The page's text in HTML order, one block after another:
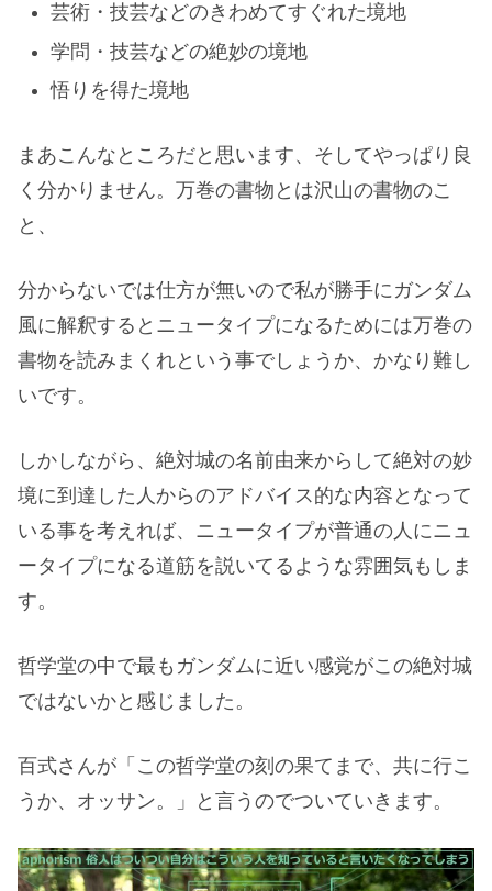
芸術・技芸などのきわめてすぐれた境地
学問・技芸などの絶妙の境地
悟りを得た境地
まあこんなところだと思います、そしてやっぱり良
く分かりません。万巻の書物とは沢山の書物のこ
と、
分からないでは仕方が無いので私が勝手にガンダム
風に解釈するとニュータイプになるためには万巻の
書物を読みまくれという事でしょうか、かなり難し
いです。
しかしながら、絶対城の名前由来からして絶対の妙
境に到達した人からのアドバイス的な内容となって
いる事を考えれば、ニュータイプが普通の人にニュ
ータイプになる道筋を説いてるような雰囲気もしま
す。
哲学堂の中で最もガンダムに近い感覚がこの絶対城
ではないかと感じました。
百式さんが「この哲学堂の刻の果てまで、共に行こ
うか、オッサン。」と言うのでついていきます。